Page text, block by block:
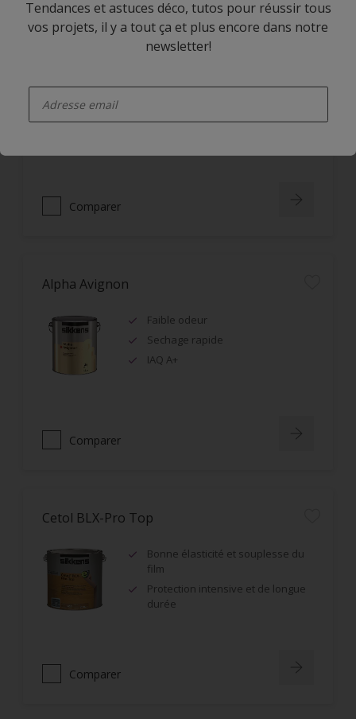
Alpha Rezisto Easy Clean Satin
salissures à la surface du film
à l'effet perlant
Comparer
Alpha Avignon
Faible odeur
Sechage rapide
IAQ A+
Comparer
Cetol BLX-Pro Top
Bonne élasticité et souplesse du
film
Protection intensive et de longue
durée
Comparer
Tendances et astuces déco, tutos pour réussir tous
vos projets, il y a tout ça et plus encore dans notre
newsletter!